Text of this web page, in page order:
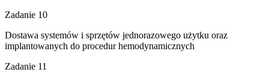
Zadanie 10
Dostawa systemów i sprzętów jednorazowego użytku oraz
implantowanych do procedur hemodynamicznych
Zadanie 11